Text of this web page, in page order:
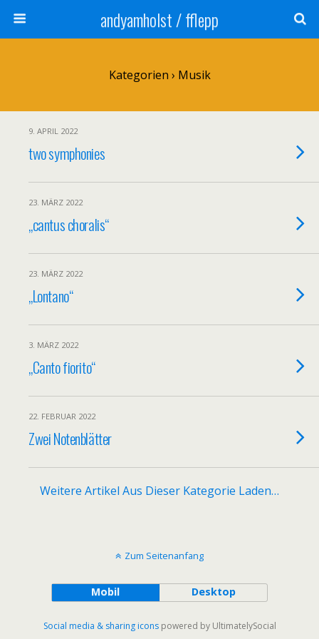
andyamholst / fflepp
Kategorien › Musik
9. APRIL 2022
two symphonies
23. MÄRZ 2022
„cantus choralis“
23. MÄRZ 2022
„Lontano“
3. MÄRZ 2022
„Canto fiorito“
22. FEBRUAR 2022
Zwei Notenblätter
Weitere Artikel Aus Dieser Kategorie Laden…
Zum Seitenanfang
Mobil Desktop
Social media & sharing icons powered by UltimatelySocial